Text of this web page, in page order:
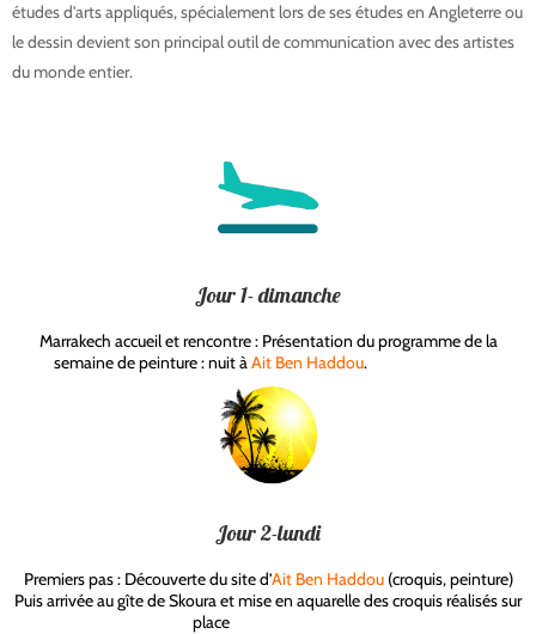
études d'arts appliqués, spécialement lors de ses études en Angleterre ou
le dessin devient son principal outil de communication avec des artistes
du monde entier.
Jour 1- dimanche
Marrakech accueil et rencontre : Présentation du programme de la
semaine de peinture : nuit àAit Ben Haddou.
Jour 2-lundi
Premiers pas : Découverte du site d’Ait Ben Haddou (croquis, peinture)
Puis arrivée au gîte de Skoura et mise en aquarelle des croquis réalisés sur
place